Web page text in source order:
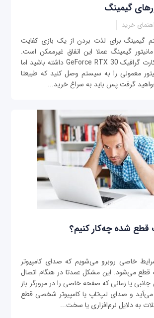
گیمینگ
خرید
گیمینگ برای لذت بردن از یک بازی کفایت
گیمینگ عملا این اتفاق غیرممکن است.
ممکن است شما کارت گرافیک GeForce RTX 30 داشته باشید اما
معمولی را به سیستم وصل کنید که طبیعتا
گرفت پس باید به سراغ خرید...
شده چه‌کار کنیم؟
خاصی روبرو می‌شویم که صدای کامپیوتر
می‌شود. این مشکل عمدتا در هنگام اتصال
یا زمانی که صفحه خاصی را در مرورگر باز
و صدای لپ‌تاپ یا کامپیوتر شخصی قطع
به دلایل نرم‌افزاری یا سخت‌...